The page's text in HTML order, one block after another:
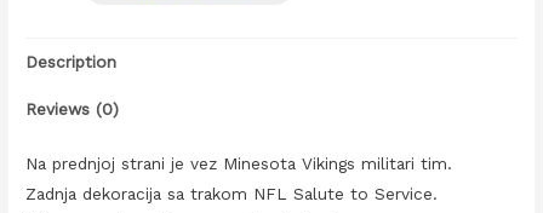
Description
Reviews (0)
Na prednjoj strani je vez Minesota Vikings militari tim.
Zadnja dekoracija sa trakom NFL Salute to Service.